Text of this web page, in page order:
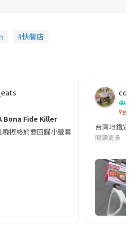
快餐店
Bona Fide Killer
振終於要回歸小螢幕啦!這次的劇本改編
co
吹
台灣
台灣地鐵宣
閱讀更多